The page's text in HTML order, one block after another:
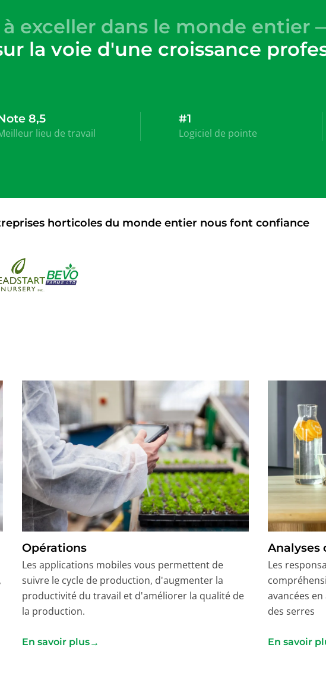
exceller dans le monde entier
la voie d'une croissance
8,5
lieu de travail
#1
Logiciel de pointe
horticoles du monde entier nous font confiance
Opérations
Les applications mobiles vous permettent de
suivre le cycle de production, d'augmenter la
productivité du travail et d'améliorer la qualité de
la production.
En savoir plus→
Analyses
Les
avancées
des serres
En savoir